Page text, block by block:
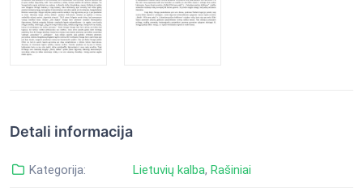
Detali informacija
Kategorija: Lietuvių kalba, Rašiniai